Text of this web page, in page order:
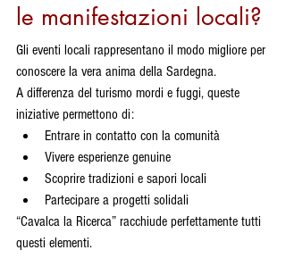
le manifestazioni locali?
Gli eventi locali rappresentano il modo migliore per
conoscere la vera anima della Sardegna.
A differenza del turismo mordi e fuggi, queste
iniziative permettono di:
Entrare in contatto con la comunità
Vivere esperienze genuine
Scoprire tradizioni e sapori locali
Partecipare a progetti solidali
“Cavalca la Ricerca” racchiude perfettamente tutti
questi elementi.